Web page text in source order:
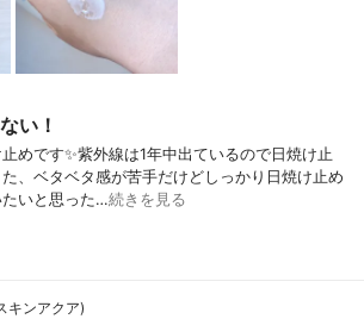
い！
めです✨紫外線は1年中出ているので日焼け止
、ベタベタ感が苦手だけどしっかり日焼け止め
いと思った…続きを見る
キンアクア)